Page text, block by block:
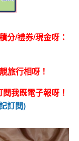
分/禮券/現金呀：
旅行相呀！
我既電子報呀！
訂閱)